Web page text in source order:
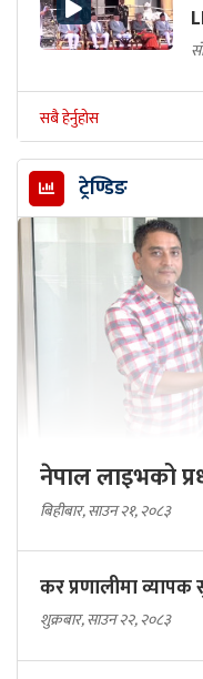
सबै हेर्नुहोस
ट्रेण्डिङ
नेपाल लाइभको
बिहीबार, साउन २१, २०८३
कर प्रणालीमा व्यापक
शुक्रबार, साउन २२, २०८३